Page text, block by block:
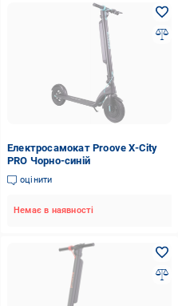
Електросамокат Proove X-City
PRO Чорно-синій
оцінити
Немає в наявності